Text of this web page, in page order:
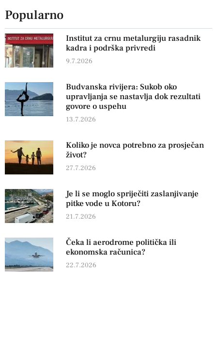
Popularno
Institut za crnu metalurgiju rasadnik
kadra i podrška privredi
9.7.2026
Budvanska rivijera: Sukob oko
upravljanja se nastavlja dok rezultati
govore o uspehu
13.7.2026
Koliko je novca potrebno za prosječan
život?
27.7.2026
Je li se moglo spriječiti zaslanjivanje
pitke vode u Kotoru?
21.7.2026
Čeka li aerodrome politička ili
ekonomska računica?
22.7.2026